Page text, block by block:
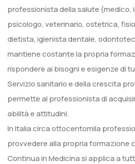
professionista della salute (medico,
psicologo, veterinario, ostetrica,
dietista, igienista dentale,
mantiene costante la propria
rispondere ai bisogni e esigenze di
Servizio sanitario e della crescita
permette al professionista di
abilità e attitudini.
In Italia circa ottocentomila
provvedere alla propria formazione
Continua in Medicina si applica a